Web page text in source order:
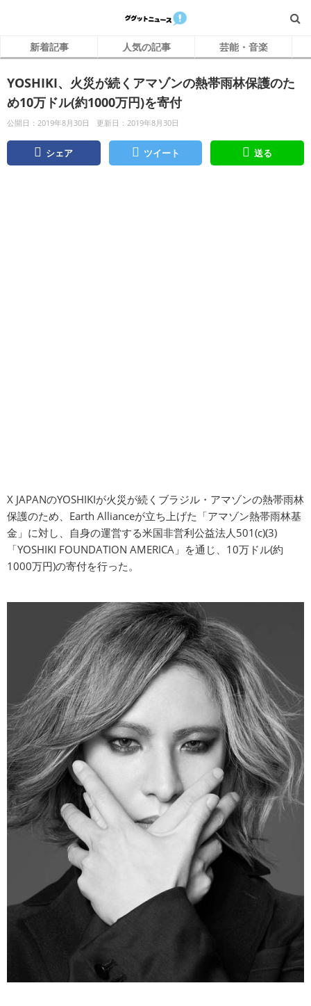
新着記事 人気の記事 芸能・音楽
YOSHIKI、火災が続くアマゾンの熱帯雨林保護のた
め10万ドル(約1000万円)を寄付
公開日：2019年8月30日 更新日：2019年8月30日
シェア ツイート 送る
X JAPANのYOSHIKIが火災が続くブラジル・アマゾンの熱帯雨林
保護のため、Earth Allianceが立ち上げた「アマゾン熱帯雨林基
金」に対し、自身の運営する米国非営利公益法人501(c)(3)
「YOSHIKI FOUNDATION AMERICA」を通じ、10万ドル(約
1000万円)の寄付を行った。